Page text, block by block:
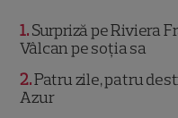
1 Surpriză pe Riviera
Vâlcan pe soția sa
2 Patru zile, patru
Azur